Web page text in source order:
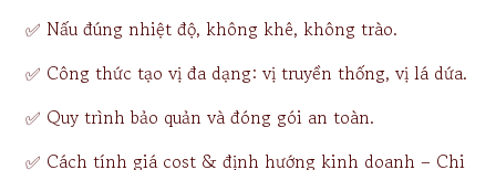
✅ Nấu đúng nhiệt độ, không khê, không trào.
✅ Công thức tạo vị đa dạng: vị truyền thống, vị lá dứa.
✅ Quy trình bảo quản và đóng gói an toàn.
✅ Cách tính giá cost & định hướng kinh doanh – Chi